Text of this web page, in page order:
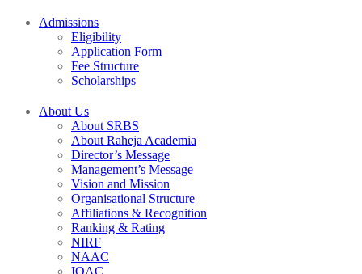
Admissions
Eligibility
Application Form
Fee Structure
Scholarships
About Us
About SRBS
About Raheja Academia
Director’s Message
Management’s Message
Vision and Mission
Organisational Structure
Affiliations & Recognition
Ranking & Rating
NIRF
NAAC